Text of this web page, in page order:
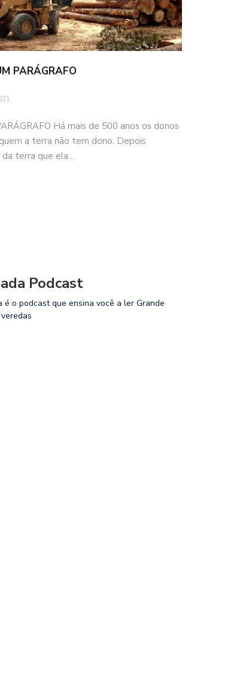
PARÁGRAFO
Há mais de 500 anos os donos
a terra não tem dono. Depois
da terra que ela…
Podcast
é o podcast que ensina você a ler Grande